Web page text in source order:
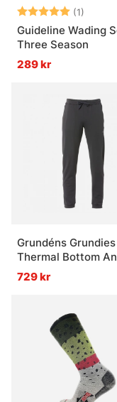
Betyg: (1)
5.0
Guideline Wading
Three Season
289 kr
Grundéns Grundies
Thermal Bottom
729 kr